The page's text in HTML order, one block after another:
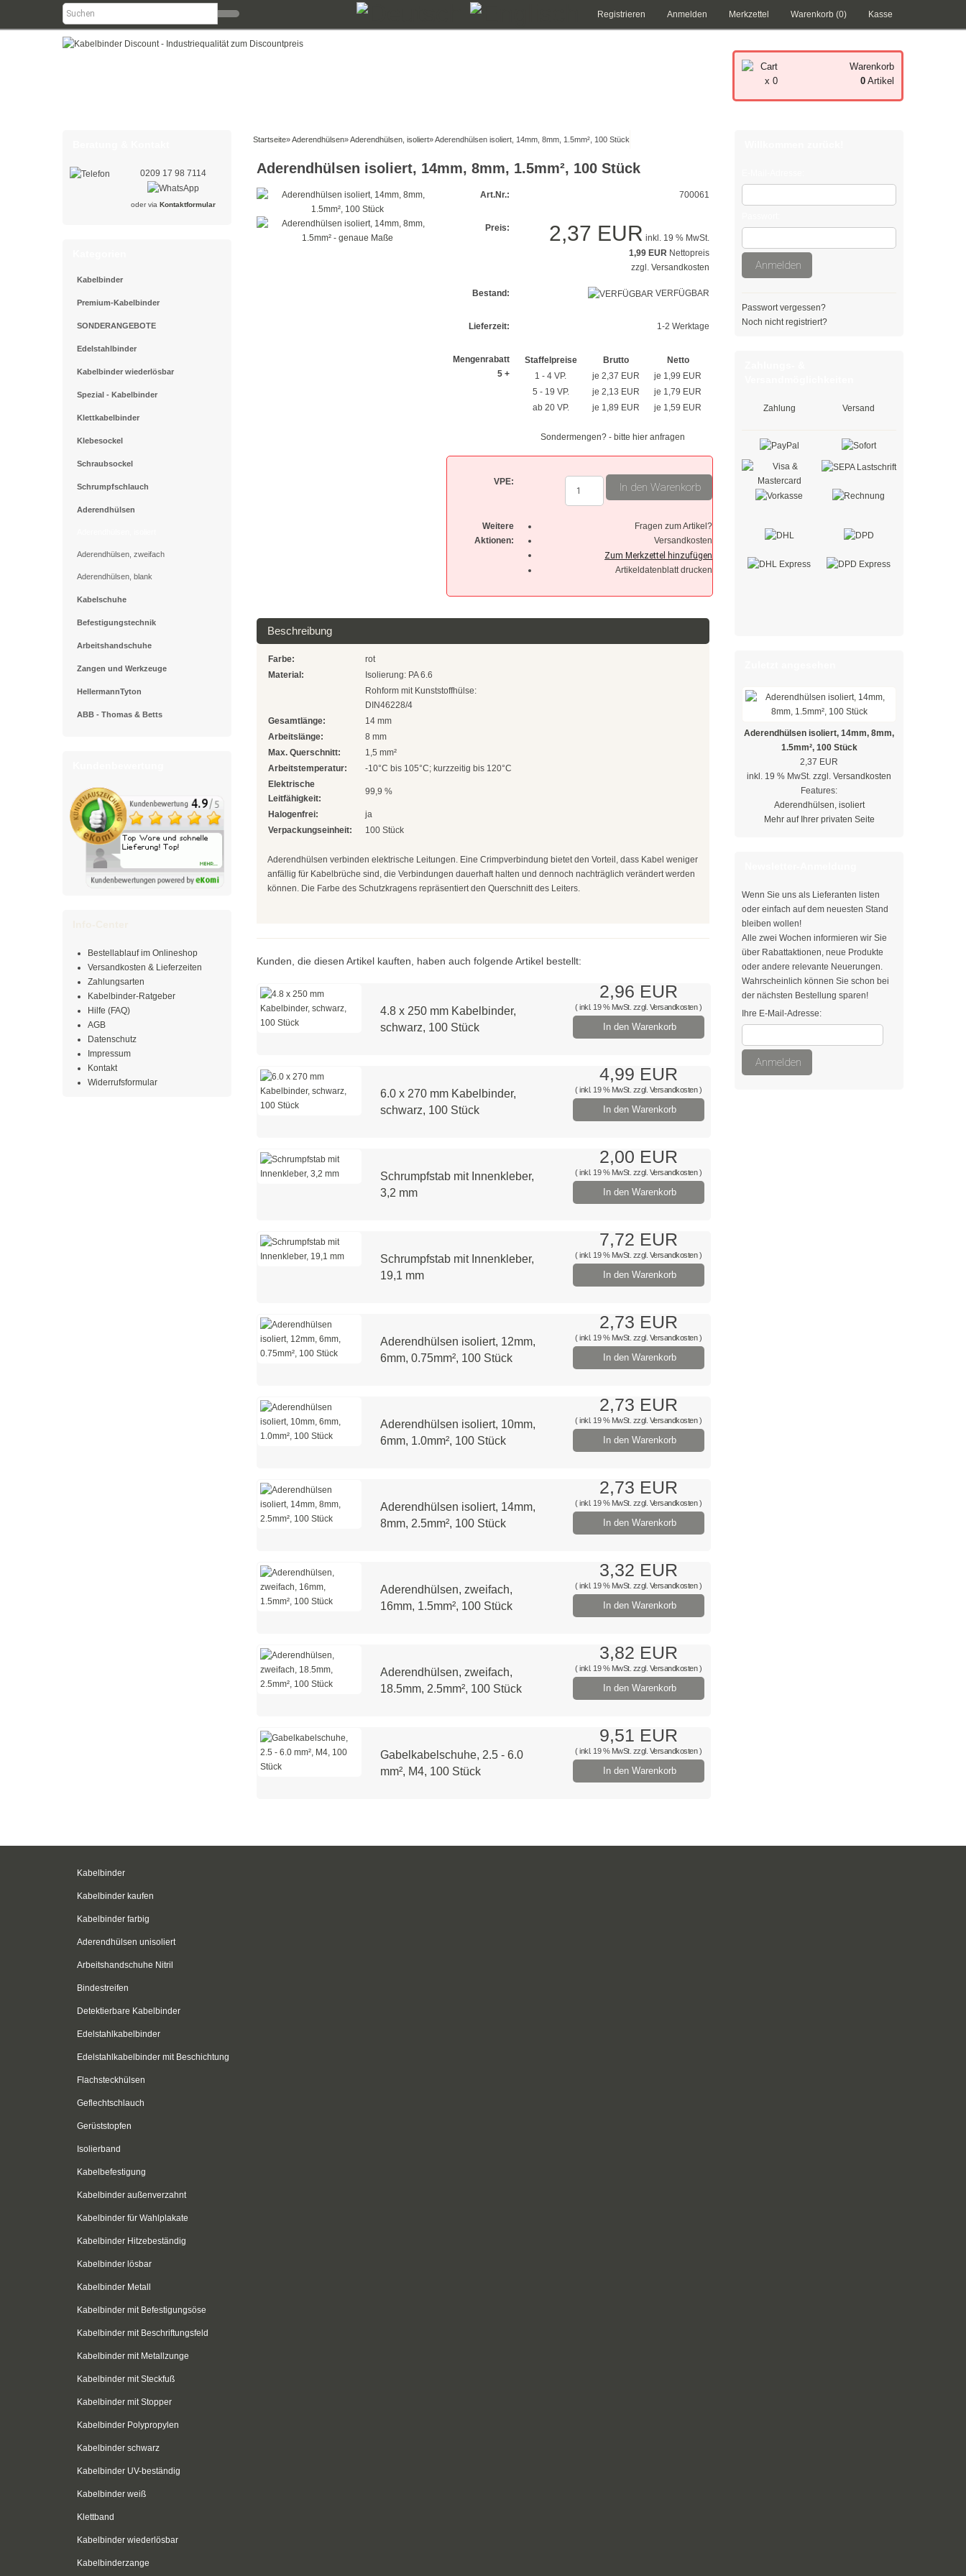
Registrieren Anmelden Merkzettel Warenkorb (0) Kasse
x 0
Warenkorb
0 Artikel
0209 17 98 7114
oder viaKontaktformular
Kabelbinder
Premium-Kabelbinder
SONDERANGEBOTE
Edelstahlbinder
Kabelbinder wiederlösbar
Spezial - Kabelbinder
Klettkabelbinder
Klebesockel
Schraubsockel
Schrumpfschlauch
Aderendhülsen
Aderendhülsen, zweifach
Aderendhülsen, blank
Kabelschuhe
Befestigungstechnik
Arbeitshandschuhe
Zangen und Werkzeuge
HellermannTyton
ABB - Thomas & Betts
Bestellablauf im Onlineshop
Versandkosten & Lieferzeiten
Zahlungsarten
Kabelbinder-Ratgeber
Hilfe (FAQ)
AGB
Datenschutz
Impressum
Kontakt
Widerrufsformular
Startseite»Aderendhülsen»Aderendhülsen, isoliert»Aderendhülsen isoliert, 14mm, 8mm, 1.5mm², 100 Stück
Aderendhülsen isoliert, 14mm, 8mm, 1.5mm², 100 Stück
Art.Nr.: 700061
Preis: 2,37 EUR inkl. 19 % MwSt.
1,99 EUR Nettopreis
zzgl.Versandkosten
Bestand: VERFÜGBAR
Lieferzeit: 1-2 Werktage
Mengenrabatt
5 +
Staffelpreise Brutto
Netto
1 - 4 VP.
je 2,37 EUR
je 1,99 EUR
5 - 19 VP.
je 2,13 EUR
je 1,79 EUR
ab 20 VP.
je 1,89 EUR je 1,59 EUR
Sondermengen? - bitte hier anfragen
VPE: In den Warenkorb
Weitere
Aktionen:
Fragen zum Artikel?
Versandkosten
Artikeldatenblatt drucken
Beschreibung
Farbe:
rot
Material:
Isolierung: PA 6.6
Rohform mit Kunststoffhülse:
DIN46228/4
Gesamtlänge:
14 mm
Arbeitslänge:
8 mm
Max. Querschnitt:
1,5 mm²
Arbeitstemperatur:
-10°C bis 105°C; kurzzeitig bis 120°C
Elektrische
Leitfähigkeit:
99,9 %
Halogenfrei:
ja
Verpackungseinheit:
100 Stück
Aderendhülsen verbinden elektrische Leitungen. Eine Crimpverbindung bietet den Vorteil, dass Kabel weniger
anfällig für Kabelbrüche sind, die Verbindungen dauerhaft halten und dennoch nachträglich verändert werden
können. Die Farbe des Schutzkragens repräsentiert den Querschnitt des Leiters.
Kunden, die diesen Artikel kauften, haben auch folgende Artikel bestellt:
4.8 x 250 mm Kabelbinder,
schwarz, 100 Stück
2,96 EUR
( inkl. 19 % MwSt. zzgl. Versandkosten)
In den Warenkorb
6.0 x 270 mm Kabelbinder,
schwarz, 100 Stück
4,99 EUR
( inkl. 19 % MwSt. zzgl. Versandkosten)
In den Warenkorb
Schrumpfstab mit Innenkleber,
3,2 mm
2,00 EUR
( inkl. 19 % MwSt. zzgl. Versandkosten)
In den Warenkorb
Schrumpfstab mit Innenkleber,
19,1 mm
7,72 EUR
( inkl. 19 % MwSt. zzgl. Versandkosten)
In den Warenkorb
Aderendhülsen isoliert, 12mm,
6mm, 0.75mm², 100 Stück
2,73 EUR
( inkl. 19 % MwSt. zzgl. Versandkosten)
In den Warenkorb
Aderendhülsen isoliert, 10mm,
6mm, 1.0mm², 100 Stück
2,73 EUR
( inkl. 19 % MwSt. zzgl. Versandkosten)
In den Warenkorb
Aderendhülsen isoliert, 14mm,
8mm, 2.5mm², 100 Stück
2,73 EUR
( inkl. 19 % MwSt. zzgl. Versandkosten)
In den Warenkorb
Aderendhülsen, zweifach,
16mm, 1.5mm², 100 Stück
3,32 EUR
( inkl. 19 % MwSt. zzgl. Versandkosten)
In den Warenkorb
Aderendhülsen, zweifach,
18.5mm, 2.5mm², 100 Stück
3,82 EUR
( inkl. 19 % MwSt. zzgl. Versandkosten)
In den Warenkorb
Gabelkabelschuhe, 2.5 - 6.0
mm², M4, 100 Stück
9,51 EUR
( inkl. 19 % MwSt. zzgl. Versandkosten)
In den Warenkorb
Anmelden
Passwort vergessen?
Noch nicht registriert?
Zahlung Versand
Aderendhülsen isoliert, 14mm, 8mm,
1.5mm², 100 Stück
2,37 EUR
inkl. 19 % MwSt. zzgl.Versandkosten
Features:
Aderendhülsen, isoliert
Mehr auf Ihrer privaten Seite
Wenn Sie uns als Lieferanten listen
oder einfach auf dem neuesten Stand
bleiben wollen!
Alle zwei Wochen informieren wir Sie
über Rabattaktionen, neue Produkte
oder andere relevante Neuerungen.
Wahrscheinlich können Sie schon bei
der nächsten Bestellung sparen!
Ihre E-Mail-Adresse:
Anmelden
Kabelbinder
Kabelbinder kaufen
Kabelbinder farbig
Aderendhülsen unisoliert
Arbeitshandschuhe Nitril
Bindestreifen
Detektierbare Kabelbinder
Edelstahlkabelbinder
Edelstahlkabelbinder mit Beschichtung
Flachsteckhülsen
Geflechtschlauch
Gerüststopfen
Isolierband
Kabelbefestigung
Kabelbinder außenverzahnt
Kabelbinder für Wahlplakate
Kabelbinder Hitzebeständig
Kabelbinder lösbar
Kabelbinder Metall
Kabelbinder mit Befestigungsöse
Kabelbinder mit Beschriftungsfeld
Kabelbinder mit Metallzunge
Kabelbinder mit Steckfuß
Kabelbinder mit Stopper
Kabelbinder Polypropylen
Kabelbinder schwarz
Kabelbinder UV-beständig
Kabelbinder weiß
Klettband
Kabelbinder wiederlösbar
Kabelbinderzange